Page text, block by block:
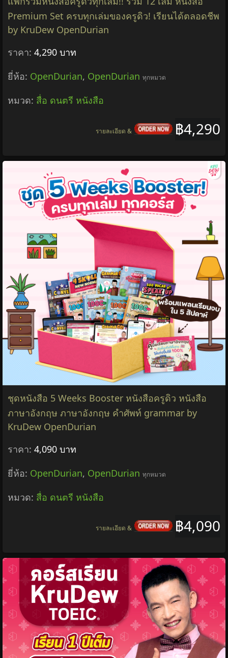
Premium Set ครบทุกเล่มของครูดิว! เรียนได้ตลอดชีพ
by KruDew OpenDurian
ราคา: 4,290 บาท
ยี่ห้อ: OpenDurian, OpenDurian ทุกหมวด
หมวด: สื่อ ดนตรี หนังสือ
฿4,290
รายละเอียด &
ชุดหนังสือ 5 Weeks Booster หนังสือครูดิว หนังสือ
ภาษาอังกฤษ ภาษาอังกฤษ คำศัพท์ grammar by
KruDew OpenDurian
ราคา: 4,090 บาท
ยี่ห้อ: OpenDurian, OpenDurian ทุกหมวด
หมวด: สื่อ ดนตรี หนังสือ
฿4,090
รายละเอียด &